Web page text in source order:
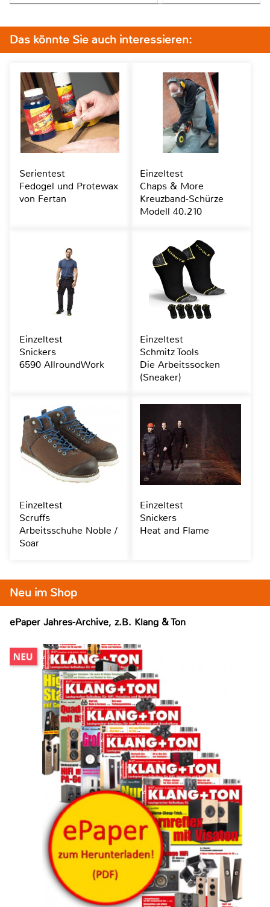
Neu im Shop
ePaper Jahres-Archive, z.B. Klang & Ton
Das könnte Sie auch interessieren:
Serientest
Fedogel und Protewax
von Fertan
Einzeltest
Chaps & More
Kreuzband-Schürze
Modell 40.210
Einzeltest
Snickers
6590 AllroundWork
Einzeltest
Schmitz Tools
Die Arbeitssocken
(Sneaker)
Einzeltest
Scruffs
Arbeitsschuhe Noble /
Soar
Einzeltest
Snickers
Heat and Flame